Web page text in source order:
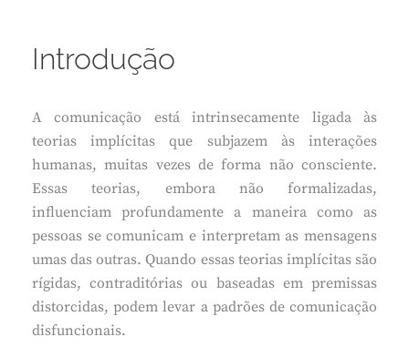
Introdução
A comunicação está intrinsecamente ligada às
teorias implícitas que subjazem às interações
humanas, muitas vezes de forma não consciente.
Essas teorias, embora não formalizadas,
influenciam profundamente a maneira como as
pessoas se comunicam e interpretam as mensagens
umas das outras. Quando essas teorias implícitas são
rígidas, contraditórias ou baseadas em premissas
distorcidas, podem levar a padrões de comunicação
disfuncionais.